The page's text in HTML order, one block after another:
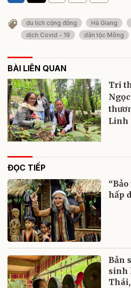
du lịch cộng đồng Hà Giang
dịch Covid - 19
dân tộc Mông
BÀI LIÊN QUAN
Tri
Linh
ĐỌC TIẾP
hấp
Bản
sinh